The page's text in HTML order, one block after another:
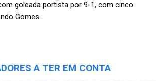
goleada portista por 9-1, com cinco
Gomes.
A TER EM CONTA